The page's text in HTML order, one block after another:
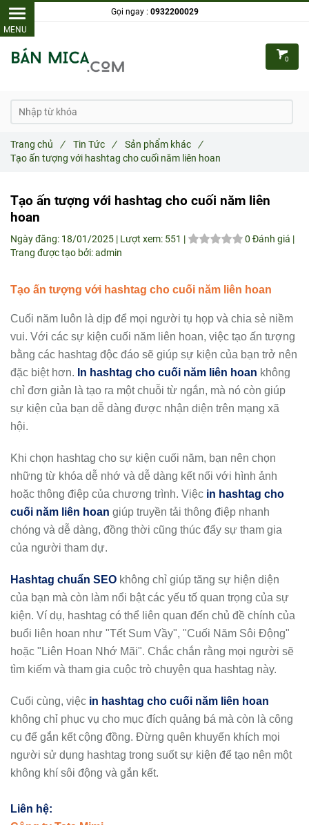
Tạo ấn tượng với hashtag cho cuối năm liên
hoan
Ngày đăng: 18/01/2025 | Lượt xem: 551 | 0 Đánh giá |
Trang được tạo bởi: admin
Tạo ấn tượng với hashtag cho cuối năm liên hoan
Cuối năm luôn là dịp để mọi người tụ họp và chia sẻ niềm
vui. Với các sự kiện cuối năm liên hoan, việc tạo ấn tượng
bằng các hashtag độc đáo sẽ giúp sự kiện của bạn trở nên
đặc biệt hơn. In hashtag cho cuối năm liên hoan không
chỉ đơn giản là tạo ra một chuỗi từ ngắn, mà nó còn giúp
sự kiện của bạn dễ dàng được nhận diện trên mạng xã
hội.
Khi chọn hashtag cho sự kiện cuối năm, bạn nên chọn
những từ khóa dễ nhớ và dễ dàng kết nối với hình ảnh
hoặc thông điệp của chương trình. Việc in hashtag cho
cuối năm liên hoan giúp truyền tải thông điệp nhanh
chóng và dễ dàng, đồng thời cũng thúc đẩy sự tham gia
của người tham dự.
Hashtag chuẩn SEO không chỉ giúp tăng sự hiện diện
của bạn mà còn làm nổi bật các yếu tố quan trọng của sự
kiện. Ví dụ, hashtag có thể liên quan đến chủ đề chính của
buổi liên hoan như "Tết Sum Vầy", "Cuối Năm Sôi Động"
hoặc "Liên Hoan Nhớ Mãi". Chắc chắn rằng mọi người sẽ
tìm kiếm và tham gia cuộc trò chuyện qua hashtag này.
Cuối cùng, việc in hashtag cho cuối năm liên hoan
không chỉ phục vụ cho mục đích quảng bá mà còn là công
cụ để gắn kết cộng đồng. Đừng quên khuyến khích mọi
người sử dụng hashtag trong suốt sự kiện để tạo nên một
không khí sôi động và gắn kết.
Liên hệ:
Trang chủ / Tin Tức / Sản phẩm khác /
Tạo ấn tượng với hashtag cho cuối năm liên hoan
Gọi ngay : 0932200029
0